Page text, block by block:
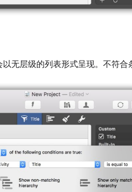
无层级的列表形式呈现。不符合